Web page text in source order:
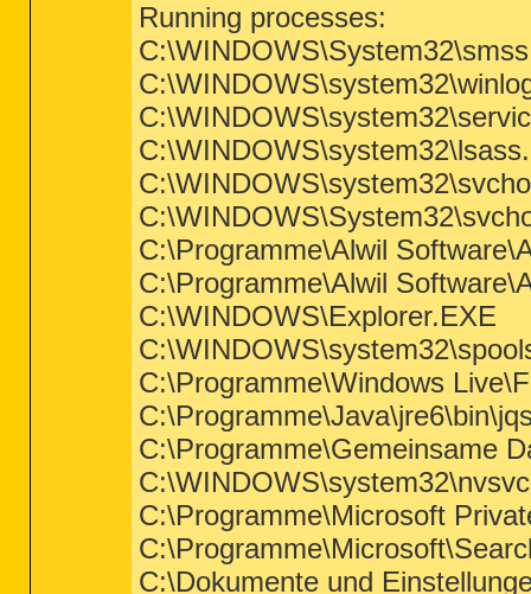
Running processes:
C:\Programme\Alwil
C:\Programme\Alwil
C:\WINDOWS\Explorer.EXE
C:\Programme\Windows
C:\Programme\Gemeinsame
C:\Programme\Microsoft
C:\Dokumente und